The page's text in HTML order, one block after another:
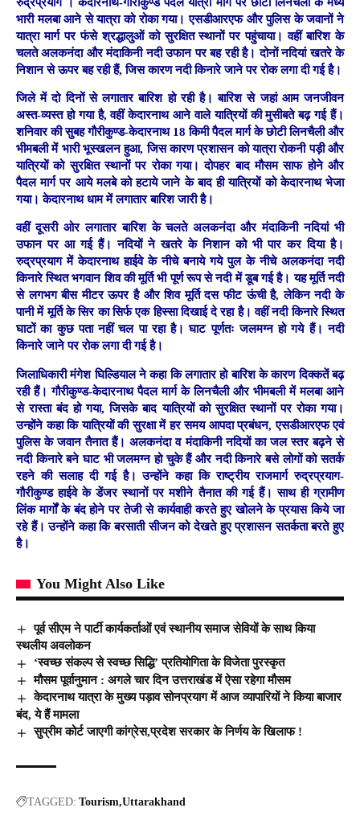
भारी मलबा आने से यात्रा को रोका गया। एसडीआरएफ और पुलिस के जवानों ने
यात्रा मार्ग पर फंसे श्रद्धालुओं को सुरक्षित स्थानों पर पहुंचाया। वहीं बारिश के
चलते अलकनंदा और मंदाकिनी नदी उफान पर बह रही है। दोनों नदियां खतरे के
निशान से ऊपर बह रही हैं, जिस कारण नदी किनारे जाने पर रोक लगा दी गई है।
जिले में दो दिनों से लगातार बारिश हो रही है। बारिश से जहां आम जनजीवन
अस्त-व्यस्त हो गया है, वहीं केदारनाथ आने वाले यात्रियों की मुसीबते बढ़ गई हैं।
शनिवार की सुबह गौरीकुण्ड-केदारनाथ 18 किमी पैदल मार्ग के छोटी लिनचैली और
भीमबली में भारी भूस्खलन हुआ, जिस कारण प्रशासन को यात्रा रोकनी पड़ी और
यात्रियों को सुरक्षित स्थानों पर रोका गया। दोपहर बाद मौसम साफ होने और
पैदल मार्ग पर आये मलबे को हटाये जाने के बाद ही यात्रियों को केदारनाथ भेजा
गया। केदारनाथ धाम में लगातार बारिश जारी है।
वहीं दूसरी ओर लगातार बारिश के चलते अलकनंदा और मंदाकिनी नदियां भी
उफान पर आ गई हैं। नदियों ने खतरे के निशान को भी पार कर दिया है।
रुद्रप्रयाग में केदारनाथ हाईवे के नीचे बनाये गये पुल के नीचे अलकनंदा नदी
किनारे स्थित भगवान शिव की मूर्ति भी पूर्ण रूप से नदी में डूब गई है। यह मूर्ति नदी
से लगभग बीस मीटर ऊपर है और शिव मूर्ति दस फीट ऊंची है, लेकिन नदी के
पानी में मूर्ति के सिर का सिर्फ एक हिस्सा दिखाई दे रहा है। वहीं नदी किनारे स्थित
घाटों का कुछ पता नहीं चल पा रहा है। घाट पूर्णतः जलमग्न हो गये हैं। नदी
किनारे जाने पर रोक लगा दी गई है।
जिलाधिकारी मंगेश घिल्डियाल ने कहा कि लगातार हो बारिश के कारण दिक्कतें बढ़
रही हैं। गौरीकुण्ड-केदारनाथ पैदल मार्ग के लिनचैली और भीमबली में मलबा आने
से रास्ता बंद हो गया, जिसके बाद यात्रियों को सुरक्षित स्थानों पर रोका गया।
उन्होंने कहा कि यात्रियों की सुरक्षा में हर समय आपदा प्रबंधन, एसडीआरएफ एवं
पुलिस के जवान तैनात हैं। अलकनंदा व मंदाकिनी नदियों का जल स्तर बढ़ने से
नदी किनारे बने घाट भी जलमग्न हो चुके हैं और नदी किनारे बसे लोगों को सतर्क
रहने की सलाह दी गई है। उन्होंने कहा कि राष्ट्रीय राजमार्ग रुद्रप्रयाग-
गौरीकुण्ड हाईवे के डेंजर स्थानों पर मशीने तैनात की गई हैं। साथ ही ग्रामीण
लिंक मार्गों के बंद होने पर तेजी से कार्यवाही करते हुए खोलने के प्रयास किये जा
रहे हैं। उन्होंने कहा कि बरसाती सीजन को देखते हुए प्रशासन सतर्कता बरते हुए
है।
You Might Also Like
पूर्व सीएम ने पार्टी कार्यकर्ताओं एवं स्थानीय समाज सेवियों के साथ किया
स्थलीय अवलोकन
‘स्वच्छ संकल्प से स्वच्छ सिद्धि’ प्रतियोगिता के विजेता पुरस्कृत
मौसम पूर्वानुमान : अगले चार दिन उत्तराखंड में ऐसा रहेगा मौसम
केदारनाथ यात्रा के मुख्य पड़ाव सोनप्रयाग में आज व्यापारियों ने किया बाजार
बंद, ये हैं मामला
सुप्रीम कोर्ट जाएगी कांग्रेस,प्रदेश सरकार के निर्णय के खिलाफ !
TAGGED: Tourism Uttarakhand